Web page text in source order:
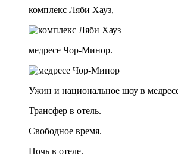
комплекс Ляби Хауз,
медресе Чор-Минор.
Ужин и национальное шоу в
Трансфер в отель.
Свободное время.
Ночь в отеле.